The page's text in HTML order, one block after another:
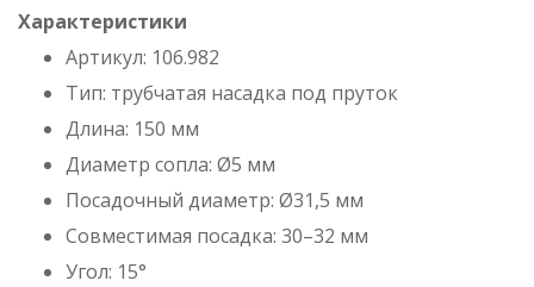
Характеристики
Артикул: 106.982
Тип: трубчатая насадка под пруток
Длина: 150 мм
Диаметр сопла: Ø5 мм
Посадочный диаметр: Ø31,5 мм
Совместимая посадка: 30–32 мм
Угол: 15°